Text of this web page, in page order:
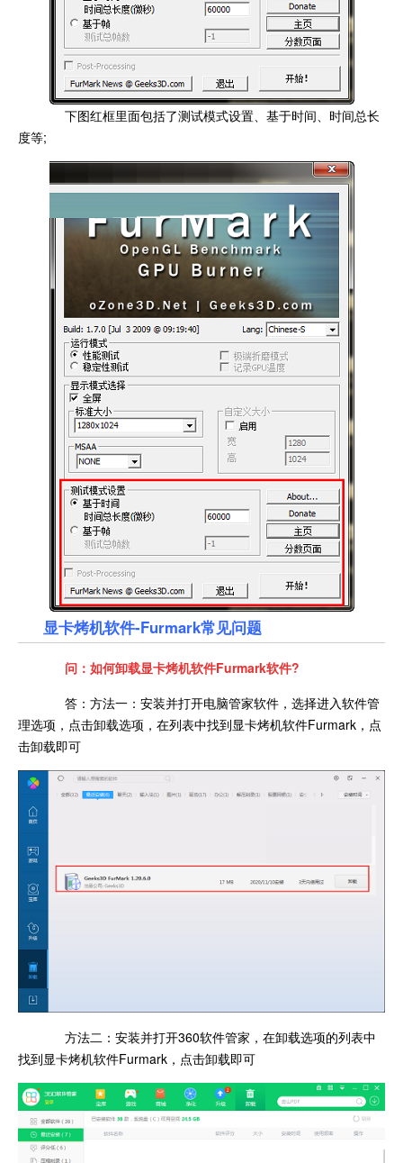
下图红框里面包括了测试模式设置、基于时间、时间总长
度等;
显卡烤机软件-Furmark常见问题
问：如何卸载显卡烤机软件Furmark软件?
答：方法一：安装并打开电脑管家软件，选择进入软件管
理选项，点击卸载选项，在列表中找到显卡烤机软件Furmark，点
击卸载即可
方法二：安装并打开360软件管家，在卸载选项的列表中
找到显卡烤机软件Furmark，点击卸载即可